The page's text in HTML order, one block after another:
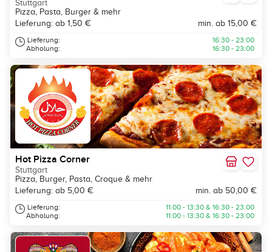
Stuttgart
Pizza, Pasta, Burger & mehr
Lieferung: ab 1,50 €
min. ab 15,00 €
Lieferung:
Abholung:
16:30 - 23:00
16:30 - 23:00
Hot Pizza Corner
Stuttgart
Pizza, Burger, Pasta, Croque & mehr
Lieferung: ab 5,00 €
min. ab 50,00 €
Lieferung:
Abholung:
11:00 - 13:30 & 16:30 - 23:00
11:00 - 13:30 & 16:30 - 23:00